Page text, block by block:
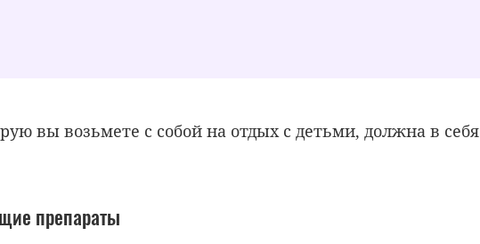
вы возьмете с собой на отдых с детьми, должна в себя
препараты